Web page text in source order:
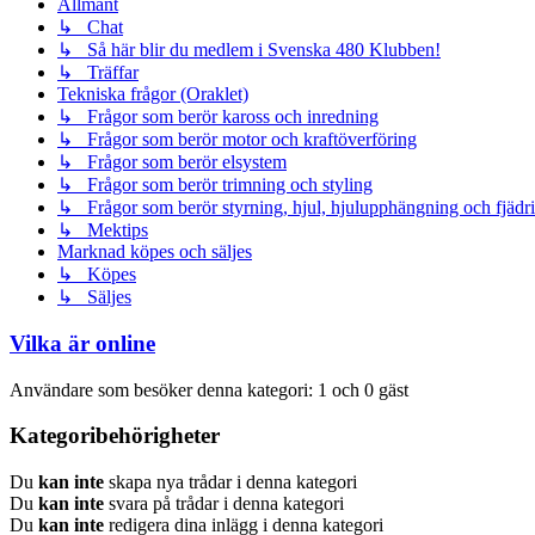
Allmänt
↳ Chat
↳ Så här blir du medlem i Svenska 480 Klubben!
↳ Träffar
Tekniska frågor (Oraklet)
↳ Frågor som berör kaross och inredning
↳ Frågor som berör motor och kraftöverföring
↳ Frågor som berör elsystem
↳ Frågor som berör trimning och styling
↳ Frågor som berör styrning, hjul, hjulupphängning och
↳ Mektips
Marknad köpes och säljes
↳ Köpes
↳ Säljes
Vilka är online
Användare som besöker denna kategori: 1 och 0 gäst
Kategoribehörigheter
Du kan inte skapa nya trådar i denna kategori
Du kan inte svara på trådar i denna kategori
Du kan inte redigera dina inlägg i denna kategori